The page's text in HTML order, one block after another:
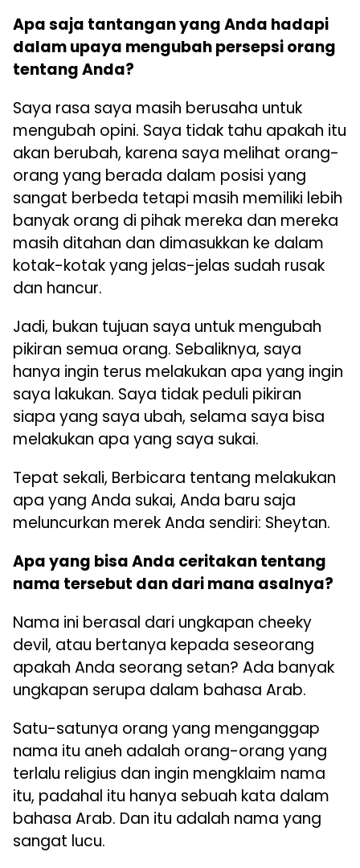
Apa saja tantangan yang Anda hadapi
dalam upaya mengubah persepsi orang
tentang Anda?
Saya rasa saya masih berusaha untuk
mengubah opini. Saya tidak tahu apakah itu
akan berubah, karena saya melihat orang-
orang yang berada dalam posisi yang
sangat berbeda tetapi masih memiliki lebih
banyak orang di pihak mereka dan mereka
masih ditahan dan dimasukkan ke dalam
kotak-kotak yang jelas-jelas sudah rusak
dan hancur.
Jadi, bukan tujuan saya untuk mengubah
pikiran semua orang. Sebaliknya, saya
hanya ingin terus melakukan apa yang ingin
saya lakukan. Saya tidak peduli pikiran
siapa yang saya ubah, selama saya bisa
melakukan apa yang saya sukai.
Tepat sekali, Berbicara tentang melakukan
apa yang Anda sukai, Anda baru saja
meluncurkan merek Anda sendiri: Sheytan.
Apa yang bisa Anda ceritakan tentang
nama tersebut dan dari mana asalnya?
Nama ini berasal dari ungkapan cheeky
devil, atau bertanya kepada seseorang
apakah Anda seorang setan? Ada banyak
ungkapan serupa dalam bahasa Arab.
Satu-satunya orang yang menganggap
nama itu aneh adalah orang-orang yang
terlalu religius dan ingin mengklaim nama
itu, padahal itu hanya sebuah kata dalam
bahasa Arab. Dan itu adalah nama yang
sangat lucu.